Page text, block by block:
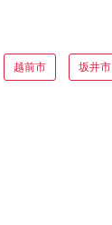
越前市 坂井市